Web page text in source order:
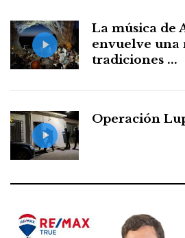
La música de
envuelve una
tradiciones ...
Operación